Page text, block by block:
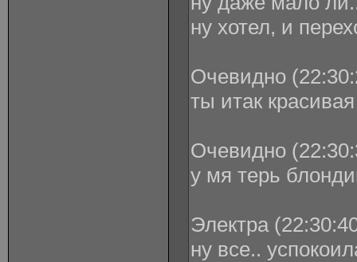
ну хотел, и
Очевидно
ты итак
Очевидно
у мя терь
Электра
ну все..